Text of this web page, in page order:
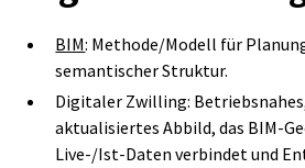
BIM: Methode/Modell für
semantischer Struktur.
Digitaler Zwilling:
aktualisiertes Abbild, das
Live‑/Ist‑Daten verbindet und